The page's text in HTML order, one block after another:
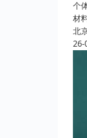
个
材
北
26-